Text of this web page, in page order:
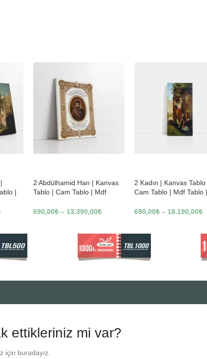
|
2 Abdülhamid Han | Kanvas
Tablo | Cam Tablo | Mdf
690,00₺ – 13.390,00₺
2 Kadın | Kanvas Tablo
Cam Tablo | Mdf Tablo |
690,00₺ – 18.190,00₺
ettikleriniz mi var?
için buradayız.